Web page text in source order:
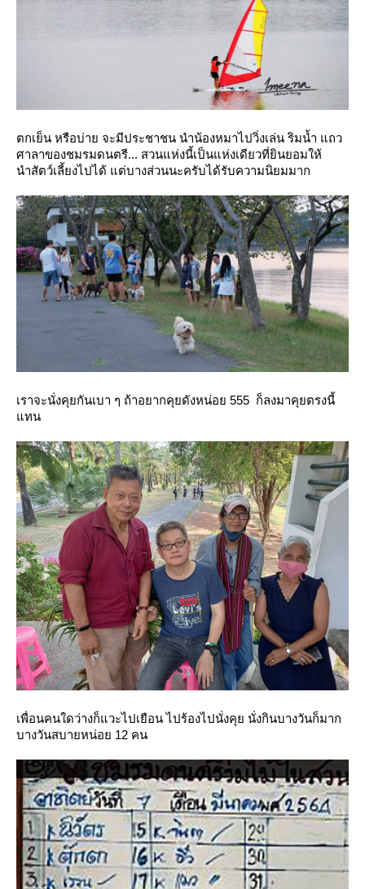
ตกเย็น หรือบ่าย จะมีประชาชน นำน้องหมาไปวิ่งเล่น ริมน้ำ แถว
ศาลาของชมรมดนตรี... สวนแห่งนี้เป็นแห่งเดียวที่ยินยอมให้
นำสัตว์เลี้ยงไปได้ แต่บางส่วนนะครับได้รับความนิยมมาก
เราจะนั่งคุยกันเบา ๆ ถ้าอยากคุยดังหน่อย 555 ก็ลงมาคุยตรงนี้
ทน
เพื่อนคนใดว่างก็แวะไปเยือน ไปร้องไปนั่งคุย นั่งกินบางวันก็มาก
บางวันสบายหน่อย 12 คน